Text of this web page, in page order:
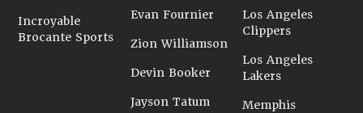
Incroyable
Brocante Sports
Evan Fournier
Zion Williamson
Devin Booker
Jayson Tatum
Los Angeles
Clippers
Los Angeles
Lakers
Memphis